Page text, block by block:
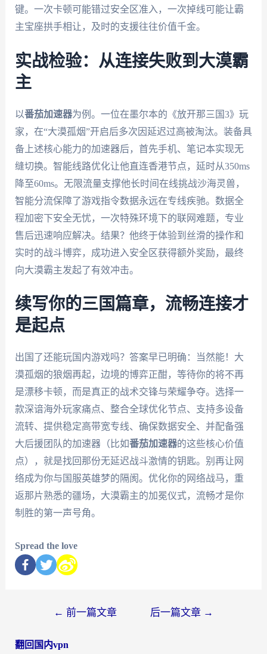
键。一次卡顿可能错过安全区准入，一次掉线可能让霸
主宝座拱手相让，及时的支援往往价值千金。
实战检验：从连接失败到大漠霸
主
以番茄加速器为例。一位在墨尔本的《放开那三国3》玩
家，在“大漠孤烟”开启后多次因延迟过高被淘汰。装备具
备上述核心能力的加速器后，首先手机、笔记本实现无
缝切换。智能线路优化让他直连香港节点，延时从350ms
降至60ms。无限流量支撑他长时间在线挑战沙海灵兽，
智能分流保障了游戏指令数据永远在专线疾驰。数据全
程加密下安全无忧，一次特殊环境下的联网难题，专业
售后迅速响应解决。结果？他终于体验到丝滑的操作和
实时的战斗博弈，成功进入安全区获得额外奖励，最终
向大漠霸主发起了有效冲击。
续写你的三国篇章，流畅连接才
是起点
出国了还能玩国内游戏吗？答案早已明确：当然能！大
漠孤烟的狼烟再起，边境的博弈正酣，等待你的将不再
是漂移卡顿，而是真正的战术交锋与荣耀争夺。选择一
款深谙海外玩家痛点、整合全球优化节点、支持多设备
流转、提供稳定高带宽专线、确保数据安全、并配备强
大后援团队的加速器（比如番茄加速器的这些核心价值
点），就是找回那份无延迟战斗激情的钥匙。别再让网
络成为你与国服英雄梦的隔阂。优化你的网络战马，重
返那片熟悉的疆场，大漠霸主的加冕仪式，流畅才是你
制胜的第一声号角。
Spread the love
← 前一篇文章 后一篇文章 →
翻回国内vpn